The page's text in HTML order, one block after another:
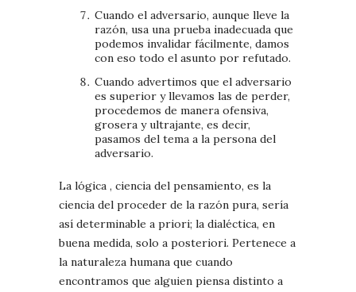
Cuando el adversario, aunque lleve la
razón, usa una prueba inadecuada que
podemos invalidar fácilmente, damos
con eso todo el asunto por refutado.
Cuando advertimos que el adversario
es superior y llevamos las de perder,
procedemos de manera ofensiva,
grosera y ultrajante, es decir,
pasamos del tema a la persona del
adversario.
La lógica , ciencia del pensamiento, es la
ciencia del proceder de la razón pura, sería
así determinable a priori; la dialéctica, en
buena medida, solo a posteriori. Pertenece a
la naturaleza humana que cuando
encontramos que alguien piensa distinto a